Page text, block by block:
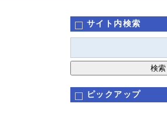
サイト内検索
ピックアップ